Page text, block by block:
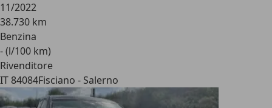
11/2022
38.730 km
Benzina
- (l/100 km)
Rivenditore
IT 84084Fisciano - Salerno